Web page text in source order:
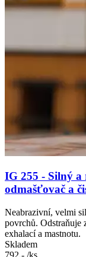
IG 255 - Silný a
odmašťovač a
Neabrazivní, velmi
povrchů. Odstraňuje
exhalací a mastnotu.
Skladem
792,- /ks